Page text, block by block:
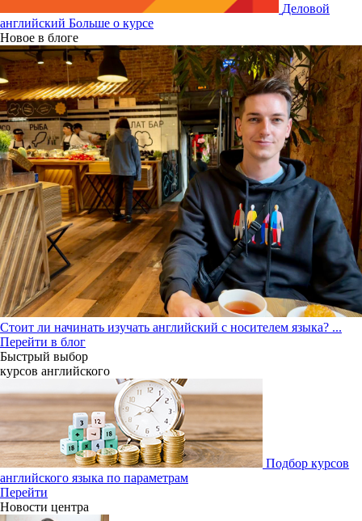
Деловой
английский Больше о курсе
Новое в блоге
Стоит ли начинать изучать английский с носителем языка? ...
Перейти в блог
Быстрый выбор
курсов английcкого
Подбор курсов
английского языка по параметрам
Перейти
Новости центра